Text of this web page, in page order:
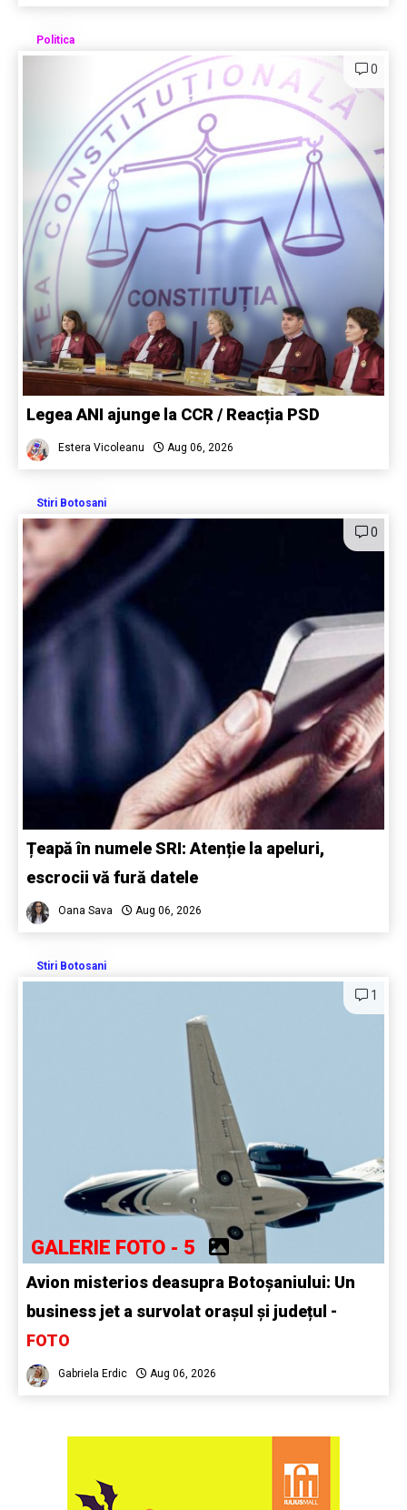
Politica
0
Legea ANI ajunge la CCR / Reacția PSD
Estera Vicoleanu Aug 06, 2026
Stiri Botosani
0
Țeapă în numele SRI: Atenție la apeluri,
escrocii vă fură datele
Oana Sava Aug 06, 2026
Stiri Botosani
1
GALERIE FOTO - 5
Avion misterios deasupra Botoșaniului: Un
business jet a survolat orașul și județul -
FOTO
Gabriela Erdic Aug 06, 2026